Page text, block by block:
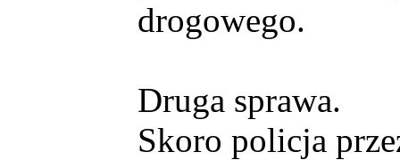
drogowego.
Druga sprawa.
Skoro policja